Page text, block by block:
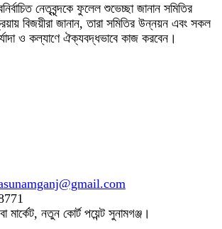
নেতৃবৃন্দকে ফুলেল শুভেচ্ছা জানান সমিতির
বিজয়ীরা জানান, তারা সমিতির উন্নয়ন এবং সকল
ও কল্যাণে ঐক্যবদ্ধভাবে কাজ করবেন।
নতুন কোর্ট পয়েন্ট সুনামগঞ্জ।